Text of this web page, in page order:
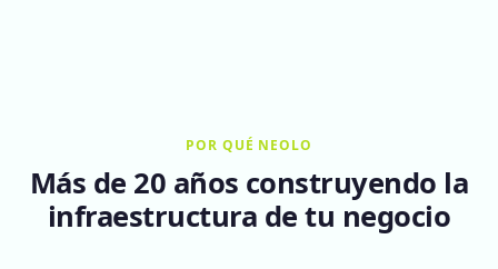
POR QUÉ NEOLO
Más de 20 años construyendo la
infraestructura de tu negocio